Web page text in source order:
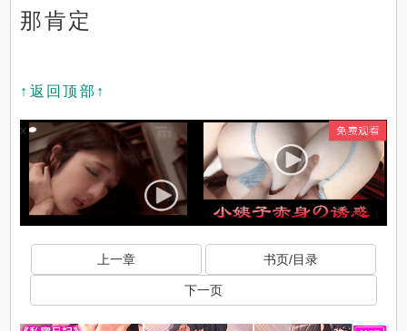
那肯定
↑返回顶部↑
x
上一章 书页/目录
下一页